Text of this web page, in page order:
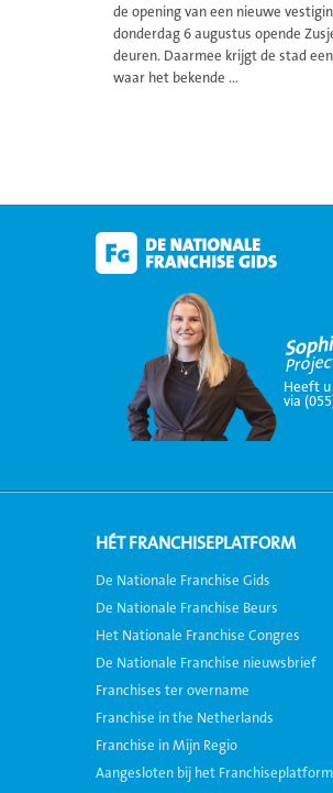
de opening van een nieuwe
donderdag 6 augustus opende
deuren. Daarmee krijgt de stad
waar het bekende ...
Heeft u
via
HÉT FRANCHISEPLATFORM
De Nationale Franchise Gids
De Nationale Franchise Beurs
Het Nationale Franchise Congres
De Nationale Franchise nieuwsbrief
Franchises ter overname
Franchise in the Netherlands
Franchise in Mijn Regio
Aangesloten bij het Franchiseplatform